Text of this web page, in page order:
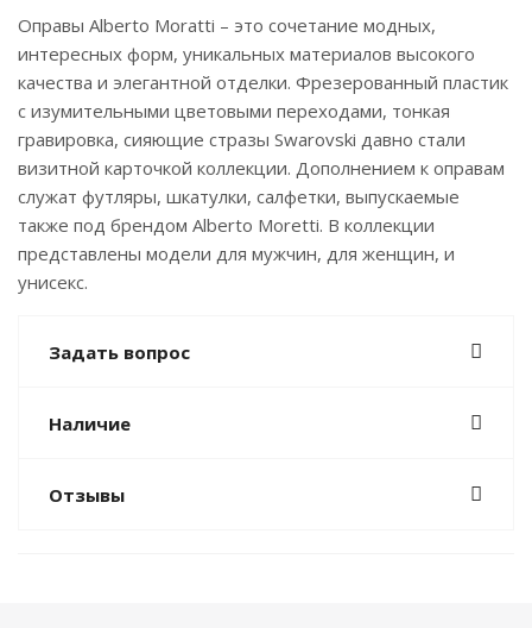
Оправы Аlberto Moratti – это сочетание модных,
интересных форм, уникальных материалов высокого
качества и элегантной отделки. Фрезерованный пластик
с изумительными цветовыми переходами, тонкая
гравировка, сияющие стразы Swarovski давно стали
визитной карточкой коллекции. Дополнением к оправам
служат футляры, шкатулки, салфетки, выпускаемые
также под брендом Аlberto Moretti. В коллекции
представлены модели для мужчин, для женщин, и
унисекс.
Задать вопрос
Наличие
Отзывы